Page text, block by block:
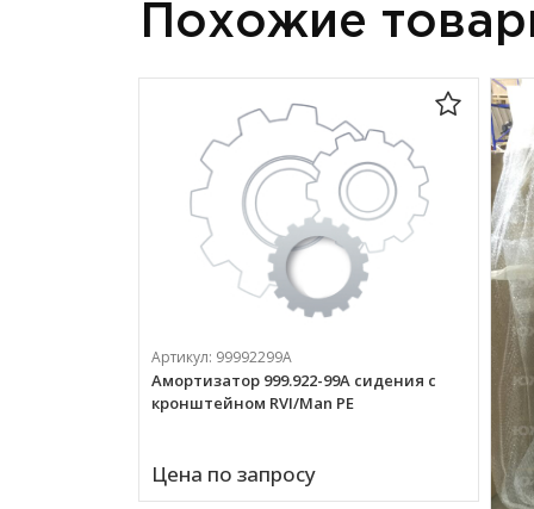
Похожие
Артикул: 99992299A
Амортизатор 999.922-99A сидения с
кронштейном RVI/Man PE
Цена по запросу